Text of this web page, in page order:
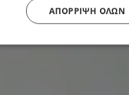
ΑΠΌΡΡΙΨΗ ΌΛΩΝ